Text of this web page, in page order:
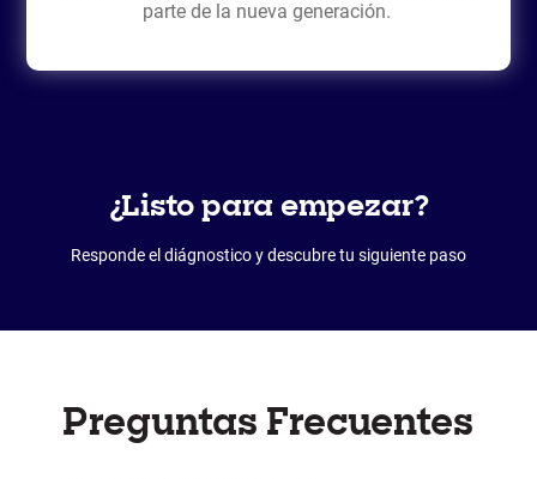
parte de la nueva generación.
¿Listo para empezar?
Responde el diágnostico y descubre tu siguiente paso
Preguntas Frecuentes